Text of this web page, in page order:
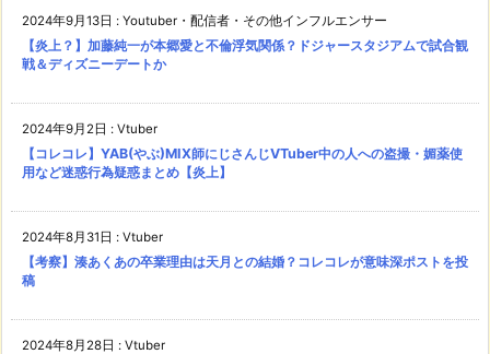
2024年9月13日 : Youtuber・配信者・その他インフルエンサー
【炎上？】加藤純一が本郷愛と不倫浮気関係？ドジャースタジアムで試合観
戦＆ディズニーデートか
2024年9月2日 : Vtuber
【コレコレ】YAB(やぶ)MIX師にじさんじVTuber中の人への盗撮・媚薬使
用など迷惑行為疑惑まとめ【炎上】
2024年8月31日 : Vtuber
【考察】湊あくあの卒業理由は天月との結婚？コレコレが意味深ポストを投
稿
2024年8月28日 : Vtuber